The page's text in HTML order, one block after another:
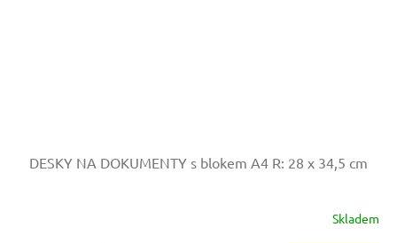
DESKY NA DOKUMENTY s blokem A4 R: 28 x 34,5 cm
Skladem